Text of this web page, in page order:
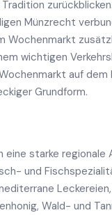
Münzrecht
Wochenmarkt
wichtigen
auf
Grundform.
starke regionale
und
Wald- und